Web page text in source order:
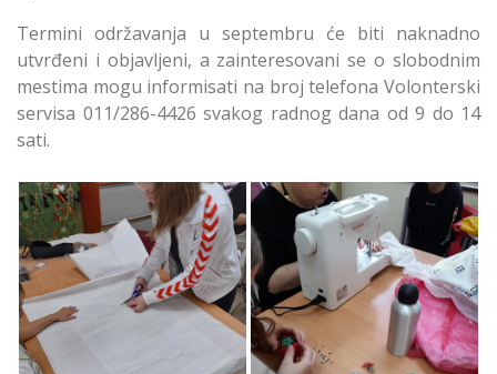
Termini održavanja u septembru će biti naknadno
utvrđeni i objavljeni, a zainteresovani se o slobodnim
mestima mogu informisati na broj telefona Volonterski
servisa 011/286-4426 svakog radnog dana od 9 do 14
sati.
Škola Kreativnog
Škola Krojenja i
Šivenja